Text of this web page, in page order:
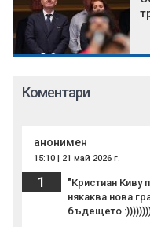
Коментари
анонимен
15:10 | 21 май 2026 г.
1
"Кристиан Киву
някаква нова
бъдещето